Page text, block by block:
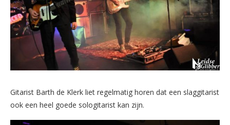
Gitarist Barth de Klerk liet regelmatig horen dat een slaggitarist
ook een heel goede sologitarist kan zijn.